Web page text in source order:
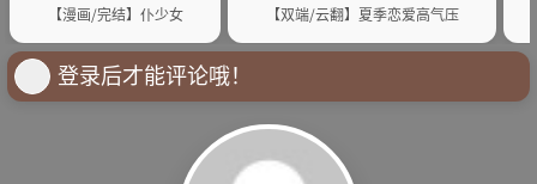
【漫画/完结】仆少女 【双端/云翻】夏季恋爱高气压
登录后才能评论哦！